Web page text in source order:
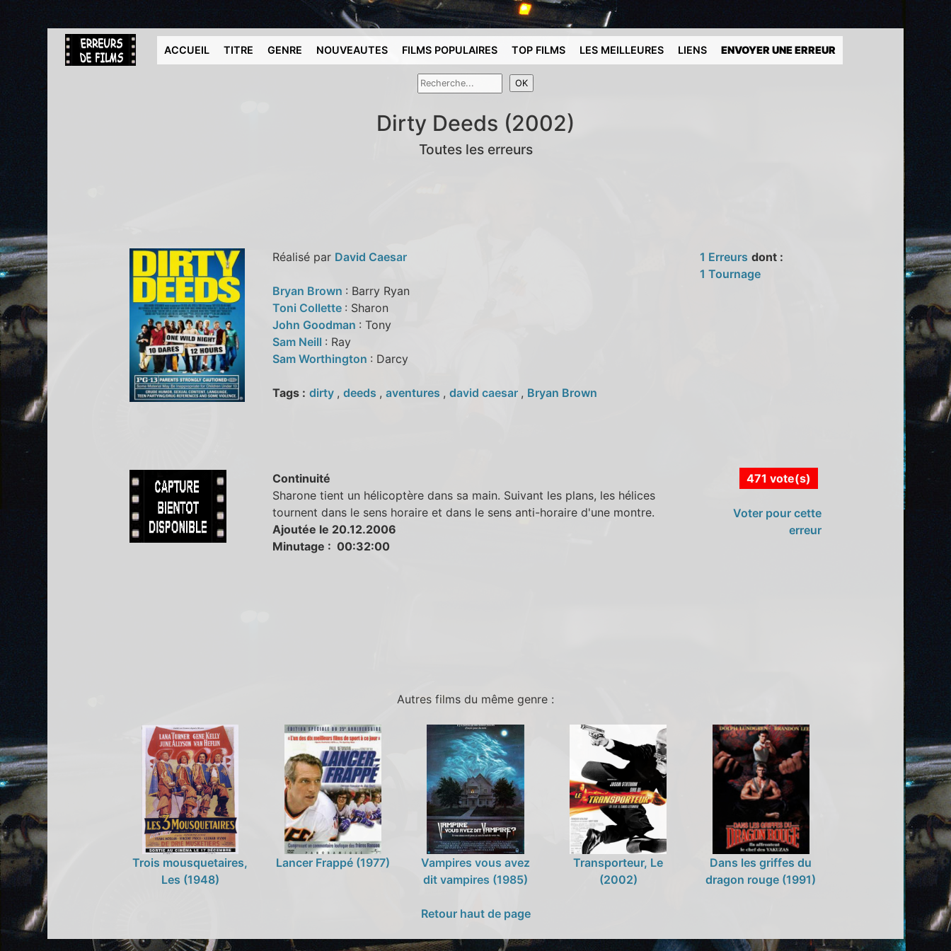
ACCUEIL TITRE GENRE NOUVEAUTES FILMS POPULAIRES TOP FILMS LES MEILLEURES LIENS ENVOYER UNE ERREUR
Dirty Deeds (2002)
Toutes les erreurs
Réalisé par David Caesar
Bryan Brown : Barry Ryan
Toni Collette : Sharon
John Goodman : Tony
Sam Neill : Ray
Sam Worthington : Darcy
Tags : dirty , deeds , aventures , david caesar , Bryan Brown
1 Erreurs dont :
1 Tournage
Continuité
Sharone tient un hélicoptère dans sa main. Suivant les plans, les hélices
tournent dans le sens horaire et dans le sens anti-horaire d'une montre.
Ajoutée le 20.12.2006
Minutage : 00:32:00
471 vote(s)
Voter pour cette
erreur
Autres films du même genre :
Trois mousquetaires,
Les (1948)
Lancer Frappé (1977)
Vampires vous avez
dit vampires (1985)
Transporteur, Le
(2002)
Dans les griffes du
dragon rouge (1991)
Retour haut de page